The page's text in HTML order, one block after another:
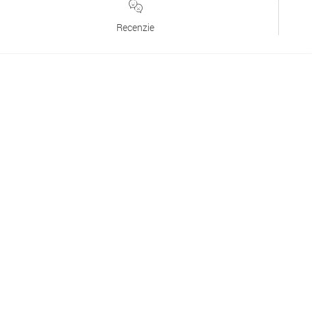
Recenzie